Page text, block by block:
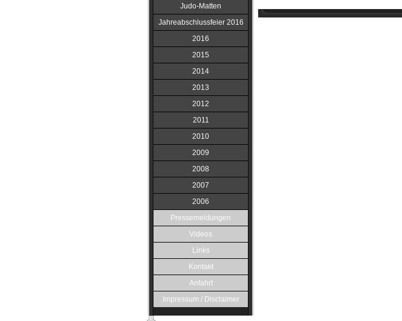
Judo-Matten
Jahreabschlussfeier 2016
2016
2015
2014
2013
2012
2011
2010
2009
2008
2007
2006
Pressemeldungen
Videos
Links
Kontakt
Anfahrt
Impressum / Disclaimer